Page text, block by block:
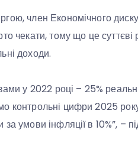
член Економічного
чекати, тому що це суттєві
доходи.
у 2022 році – 25%
контрольні цифри 2025
за умови інфляції в 10%”, –